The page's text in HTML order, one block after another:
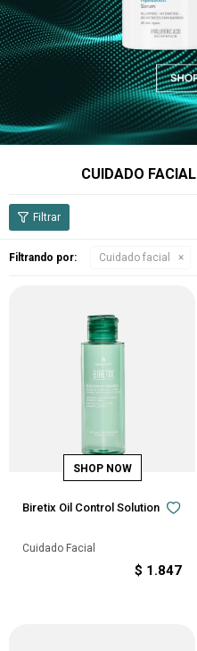
CUIDADO
Filtrando por: Cuidado facial
Biretix Oil Control Solution
Cuidado Facial
$ 1.847